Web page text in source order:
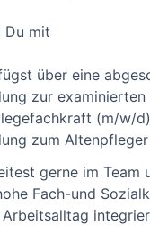
Du mit
über eine
zur examinierten
(m/w/
zum
gerne im Team
Fach-und
Arbeitsalltag